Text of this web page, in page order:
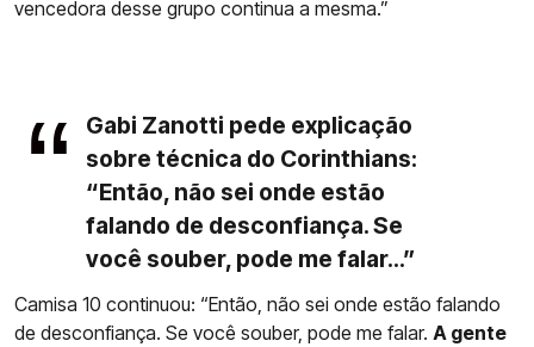
vencedora desse grupo continua a mesma.”
Gabi Zanotti pede explicação
sobre técnica do Corinthians:
“Então, não sei onde estão
falando de desconfiança. Se
você souber, pode me falar...”
Camisa 10 continuou: “Então, não sei onde estão falando
de desconfiança. Se você souber, pode me falar. A gente